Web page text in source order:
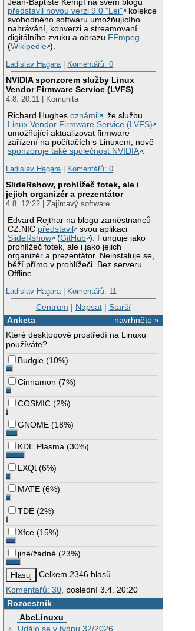
Jean-Baptiste Kempf na svém blogu
představil novou verzi 9.0 "Lei"
kolekce
svobodného softwaru umožňujícího
nahrávání, konverzi a streamovaní
digitálního zvuku a obrazu FFmpeg
(Wikipedie ).
Ladislav Hagara| Komentářů: 0
NVIDIA sponzorem služby Linux
Vendor Firmware Service (LVFS)
4.8. 20:11 | Komunita
Richard Hughesoznámil
, že službu
Linux Vendor Firmware Service (LVFS)
umožňující aktualizovat firmware
zařízení na počítačích s Linuxem, nově
sponzoruje také společnost NVIDIA .
Ladislav Hagara| Komentářů: 0
SlideRshow, prohlížeč fotek, ale i
jejich organizér a prezentátor
4.8. 12:22 | Zajímavý software
Edvard Rejthar na blogu zaměstnanců
CZ.NIC představil
svou aplikaci
SlideRshow
(GitHub ). Funguje jako
prohlížeč fotek, ale i jako jejich
organizér a prezentátor. Neinstaluje se,
běží přímo v prohlížeči. Bez serveru.
Offline.
Ladislav Hagara| Komentářů: 11
Centrum | Napsat| Starší
navrhněte »
Anketa
Které desktopové prostředí na Linuxu
používáte?
Budgie (10%)
Cinnamon (7%)
COSMIC (2%)
GNOME (18%)
KDE Plasma (30%)
LXQt (6%)
MATE (6%)
TDE (2%)
Xfce (15%)
jiné/žádné (23%)
Celkem 2346 hlasů
Komentářů: 30 , poslední 3.4. 20:20
Rozcestník
AbcLinuxu
Událo se v týdnu 32/2026